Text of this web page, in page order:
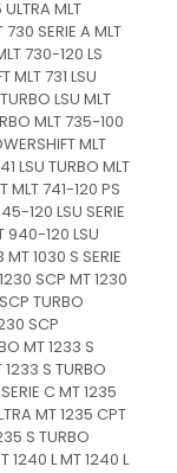
MLT
SERIE A MLT
730-120 LS
MLT 731 LSU
LSU MLT
MLT 735-100
MLT
LSU TURBO MLT
MLT 741-120 PS
120 LSU SERIE
940-120 LSU
1030 S SERIE
SCP MT 1230
TURBO
SCP
MT 1233 S
1233 S TURBO
C MT 1235
MT 1235 CPT
S TURBO
1240 L MT 1240 L